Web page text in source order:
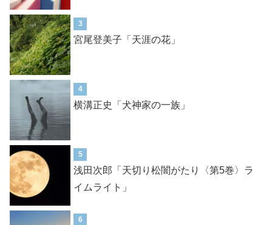
3
宮尾登美子「天涯の花」
4
横溝正史「犬神家の一族」
5
浅田次郎「天切り松闇がたり〈第5巻〉ラ
イムライト」
6